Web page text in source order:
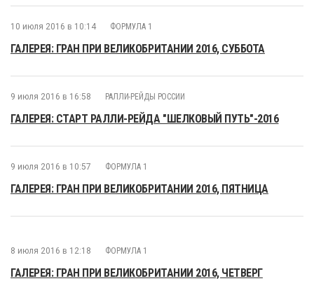
10 июля 2016 в 10:14 ФОРМУЛА 1
ГАЛЕРЕЯ: ГРАН ПРИ ВЕЛИКОБРИТАНИИ 2016, СУББОТА
9 июля 2016 в 16:58 РАЛЛИ-РЕЙДЫ РОССИИ
ГАЛЕРЕЯ: СТАРТ РАЛЛИ-РЕЙДА "ШЕЛКОВЫЙ ПУТЬ"-2016
9 июля 2016 в 10:57 ФОРМУЛА 1
ГАЛЕРЕЯ: ГРАН ПРИ ВЕЛИКОБРИТАНИИ 2016, ПЯТНИЦА
8 июля 2016 в 12:18 ФОРМУЛА 1
ГАЛЕРЕЯ: ГРАН ПРИ ВЕЛИКОБРИТАНИИ 2016, ЧЕТВЕРГ